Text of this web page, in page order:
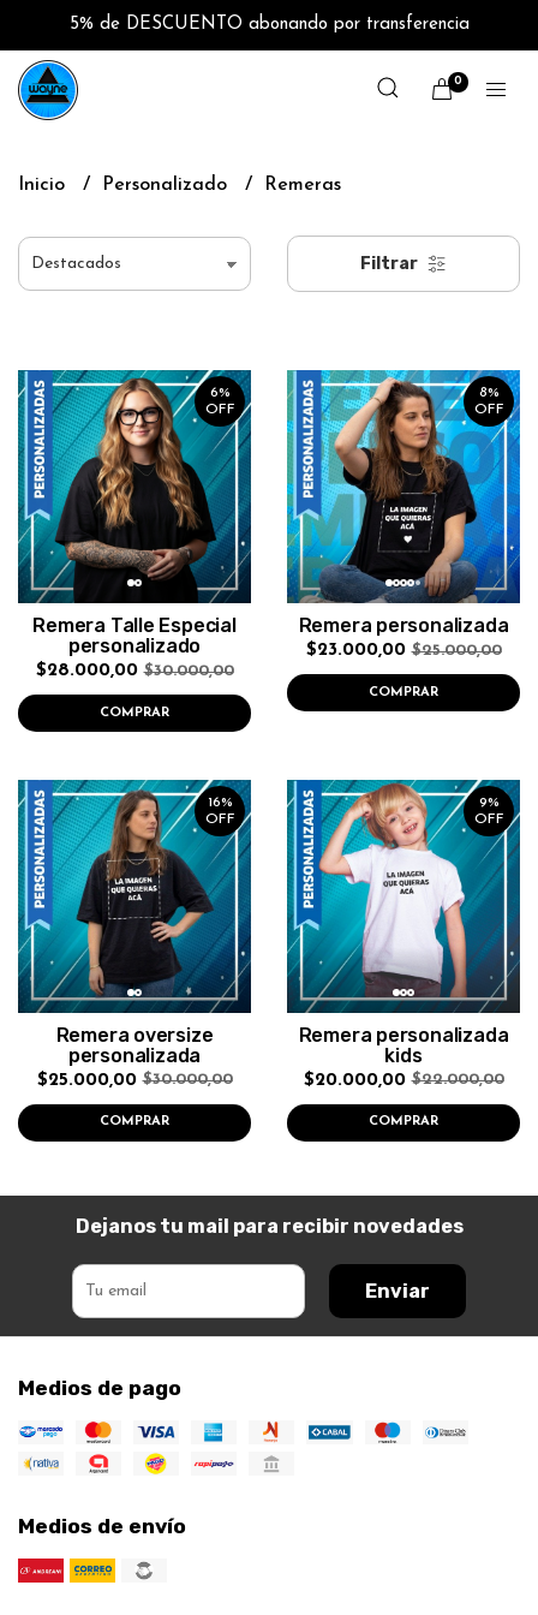
5% de DESCUENTO abonando por transferencia
0
Inicio Personalizado Remeras
Filtrar
6%
OFF
Remera Talle Especial
personalizado
$28.000,00 $30.000,00
COMPRAR
8%
OFF
Remera personalizada
$23.000,00 $25.000,00
COMPRAR
16%
OFF
Remera oversize
personalizada
$25.000,00 $30.000,00
COMPRAR
9%
OFF
Remera personalizada
kids
$20.000,00 $22.000,00
COMPRAR
Dejanos tu mail para recibir novedades
Enviar
Medios de pago
Medios de envío